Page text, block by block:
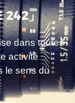
dans toutes
activité
le sens du